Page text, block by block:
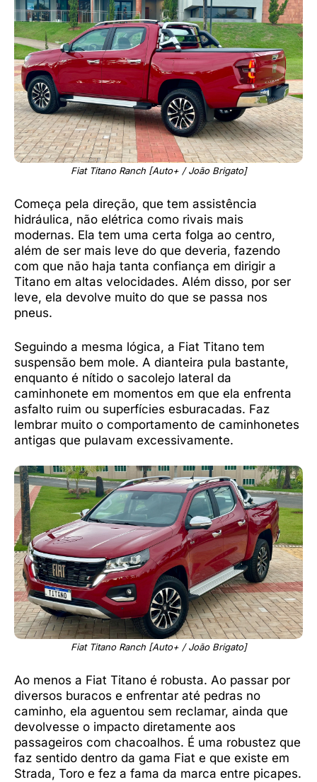
Fiat Titano Ranch [Auto+ / João Brigato]
Começa pela direção, que tem assistência
hidráulica, não elétrica como rivais mais
modernas. Ela tem uma certa folga ao centro,
além de ser mais leve do que deveria, fazendo
com que não haja tanta confiança em dirigir a
Titano em altas velocidades. Além disso, por ser
leve, ela devolve muito do que se passa nos
pneus.
Seguindo a mesma lógica, a Fiat Titano tem
suspensão bem mole. A dianteira pula bastante,
enquanto é nítido o sacolejo lateral da
caminhonete em momentos em que ela enfrenta
asfalto ruim ou superfícies esburacadas. Faz
lembrar muito o comportamento de caminhonetes
antigas que pulavam excessivamente.
Fiat Titano Ranch [Auto+ / João Brigato]
Ao menos a Fiat Titano é robusta. Ao passar por
diversos buracos e enfrentar até pedras no
caminho, ela aguentou sem reclamar, ainda que
devolvesse o impacto diretamente aos
passageiros com chacoalhos. É uma robustez que
faz sentido dentro da gama Fiat e que existe em
Strada, Toro e fez a fama da marca entre picapes.